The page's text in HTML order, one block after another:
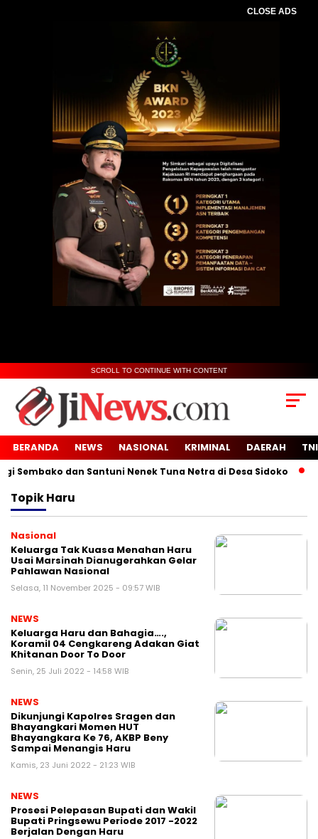
CLOSE ADS
SCROLL TO CONTINUE WITH CONTENT
BERANDA NEWS NASIONAL KRIMINAL DAERAH
dan Santuni Nenek Tuna Netra di Desa Sidoko
TopikHaru
Nasional
Keluarga Tak Kuasa Menahan Haru
Usai Marsinah Dianugerahkan Gelar
Pahlawan Nasional
Selasa, 11 November 2025 - 09:57 WIB
NEWS
Keluarga Haru dan Bahagia….,
Koramil 04 Cengkareng Adakan Giat
Khitanan Door To Door
Senin, 25 Juli 2022 - 14:58 WIB
NEWS
Dikunjungi Kapolres Sragen dan
Bhayangkari Momen HUT
Bhayangkara Ke 76, AKBP Beny
Sampai Menangis Haru
Kamis, 23 Juni 2022 - 21:23 WIB
NEWS
Prosesi Pelepasan Bupati dan Wakil
Bupati Pringsewu Periode 2017 -2022
Berjalan Dengan Haru